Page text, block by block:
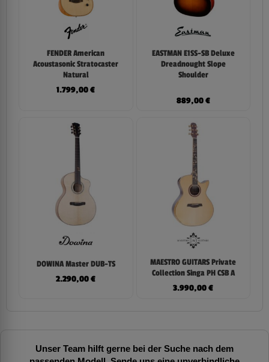
FENDER American
Acoustasonic Stratocaster
Natural
1.799,00€
EASTMAN E1SS-SB Deluxe
Dreadnought Slope
Shoulder
889,00€
DOWINA Master DUB-TS
2.290,00€
MAESTRO GUITARS Private
Collection Singa PH CSB A
3.990,00€
Unser Team hilft gerne bei der Suche nach dem